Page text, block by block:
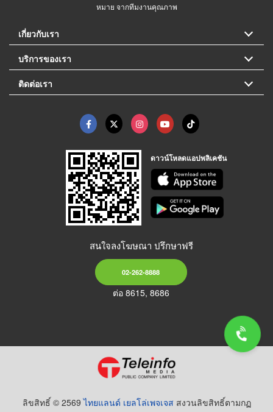
หมาย จากทีมงานคุณภาพ
เกี่ยวกับเรา
บริการของเรา
ติดต่อเรา
ดาวน์โหลดแอปพลิเคชัน
สนใจลงโฆษณา ปรึกษาฟรี
02-262-8888
ต่อ 8615, 8686
ลิขสิทธิ์ © 2569ไทยแลนด์ เยลโล่เพจเจส สงวนลิขสิทธิ์ตามกฏ